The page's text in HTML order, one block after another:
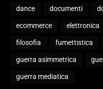
dance documenti
ecommerce elettronica
filosofia fumettistica
guerra asimmetrica
guerra mediatica